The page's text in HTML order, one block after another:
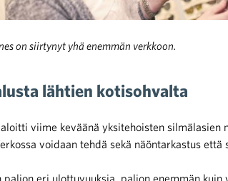
on siirtynyt yhä enemmän verkkoon.
lähtien kotisohvalta
viime keväänä yksitehoisten
voidaan tehdä sekä näöntarkastus
paljon eri ulottuvuuksia, paljon enemmän